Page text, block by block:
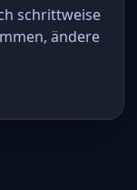
schrittweise
ändere